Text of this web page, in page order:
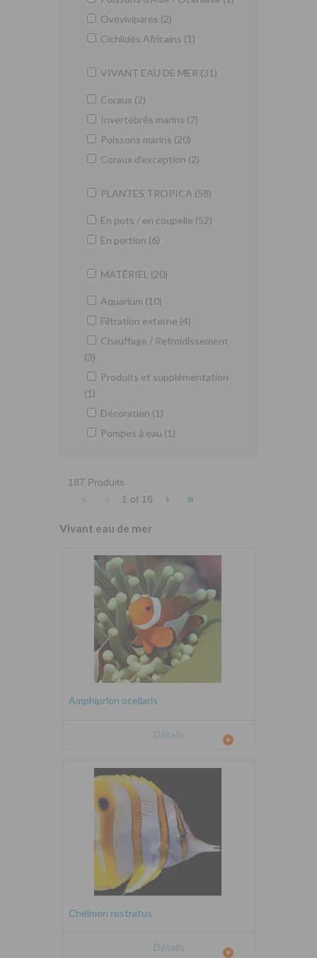
Ovovivipares (2)
Cichlidés Africains (1)
VIVANT EAU DE MER (31)
Coraux (2)
Invertébrés marins (7)
Poissons marins (20)
Coraux d'exception (2)
PLANTES TROPICA (58)
En pots / en coupelle (52)
En portion (6)
MATÉRIEL (20)
Aquarium (10)
Filtration externe (4)
Chauffage / Refroidissement
(3)
Produits et supplémentation
(1)
Décoration (1)
Pompes à eau (1)
187 Produits
« ‹ 1 of 16 › »
Vivant eau de mer
Amphiprion ocellaris
Détails
Chelmon rostratus
Détails